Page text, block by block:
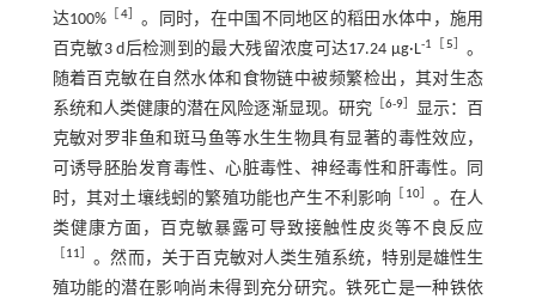
达100%
4］ 。同时，在中国不同地区的稻田水体中，施用
百克敏3 d后检测到的最大残留浓度可达17.24 µg·L-1［ 5
。
随着百克敏在自然水体和食物链中被频繁检出，其对生态
系统和人类健康的潜在风险逐渐显现。研究 ［6-9
显示：百
克敏对罗非鱼和斑马鱼等水生生物具有显著的毒性效应，
可诱导胚胎发育毒性、心脏毒性、神经毒性和肝毒性。同
时，其对土壤线蚓的繁殖功能也产生不利影响
10］ 。在人
类健康方面，百克敏暴露可导致接触性皮炎等不良反应
11
。然而，关于百克敏对人类生殖系统，特别是雄性生
殖功能的潜在影响尚未得到充分研究。铁死亡是一种铁依